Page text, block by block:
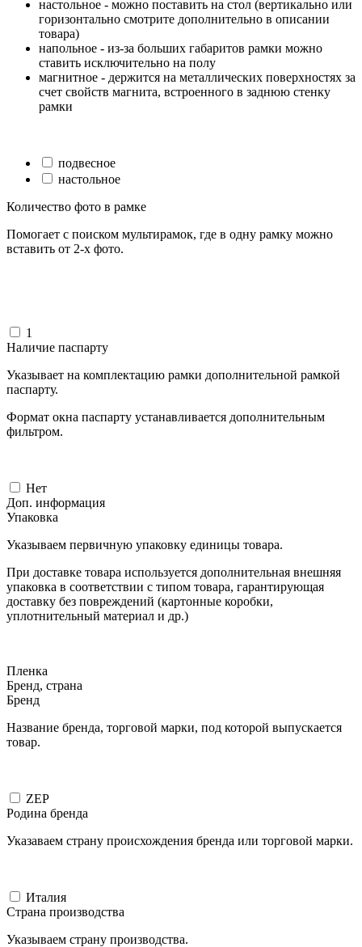
настольное - можно поставить на стол (вертикально или
горизонтально смотрите дополнительно в описании
товара)
напольное - из-за больших габаритов рамки можно
ставить исключительно на полу
магнитное - держится на металлических поверхностях за
счет свойств магнита, встроенного в заднюю стенку
рамки
подвесное
настольное
Количество фото в рамке
Помогает с поиском мультирамок, где в одну рамку можно
вставить от 2-х фото.
1
Наличие паспарту
Указывает на комплектацию рамки дополнительной рамкой
паспарту.
Формат окна паспарту устанавливается дополнительным
фильтром.
Нет
Доп. информация
Упаковка
Указываем первичную упаковку единицы товара.
При доставке товара используется дополнительная внешняя
упаковка в соответствии с типом товара, гарантирующая
доставку без повреждений (картонные коробки,
уплотнительный материал и др.)
Пленка
Бренд, страна
Бренд
Название бренда, торговой марки, под которой выпускается
товар.
ZEP
Родина бренда
Указаваем страну происхождения бренда или торговой марки.
Италия
Страна производства
Указываем страну производства.